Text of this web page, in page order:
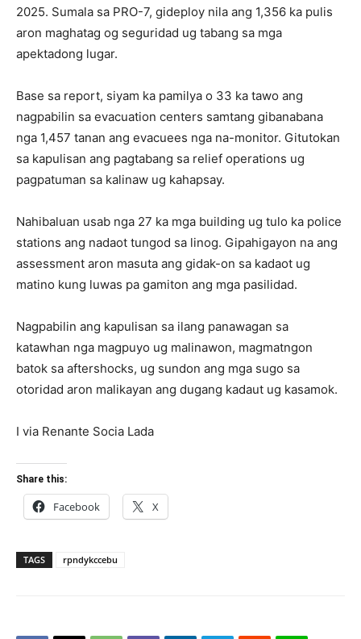
2025. Sumala sa PRO-7, gideploy nila ang 1,356 ka pulis
aron maghatag og seguridad ug tabang sa mga
apektadong lugar.
Base sa report, siyam ka pamilya o 33 ka tawo ang
nagpabilin sa evacuation centers samtang gibanabana
nga 1,457 tanan ang evacuees nga na-monitor. Gitutokan
sa kapulisan ang pagtabang sa relief operations ug
pagpatuman sa kalinaw ug kahapsay.
Nahibaluan usab nga 27 ka mga building ug tulo ka police
stations ang nadaot tungod sa linog. Gipahigayon na ang
assessment aron masuta ang gidak-on sa kadaot ug
matino kung luwas pa gamiton ang mga pasilidad.
Nagpabilin ang kapulisan sa ilang panawagan sa
katawhan nga magpuyo ug malinawon, magmatngon
batok sa aftershocks, ug sundon ang mga sugo sa
otoridad aron malikayan ang dugang kadaut ug kasamok.
I via Renante Socia Lada
Share this:
Facebook X
TAGS rpndykccebu